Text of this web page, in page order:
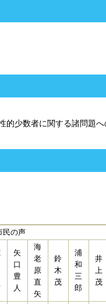
的少数者に関する諸問題
民の声
矢
口
豊
人
海
老
原
直
矢
鈴
木
茂
浦
和
三
郎
井
上
茂